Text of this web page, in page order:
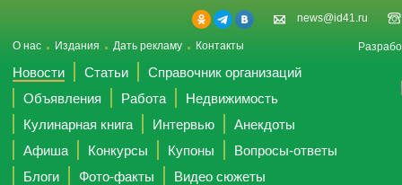
news@id41.ru
О нас Издания Дать рекламу Контакты
Новости Статьи
Справочник организаций
Объявления
Работа
Недвижимость
Кулинарная книга
Интервью
Анекдоты
Афиша
Конкурсы Купоны
Вопросы-ответы
Блоги
Фото-факты
Видео сюжеты